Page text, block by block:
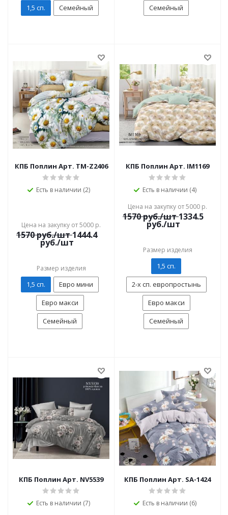
1,5 сп. Семейный
Семейный
КПБ Поплин Арт. TM-Z2406
Есть в наличии (2)
Цена на закупку от 5000 р.
1570руб./шт 1444.4
руб./шт
Размер изделия
1,5 сп.
Евро мини
Евро макси
Семейный
КПБ Поплин Арт. IM1169
Есть в наличии (4)
Цена на закупку от 5000 р.
1570руб./шт 1334.5
руб./шт
Размер изделия
1,5 сп.
2-х сп. европростынь
Евро макси
Семейный
КПБ Поплин Арт. NV5539
Есть в наличии (7)
КПБ Поплин Арт. SA-1424
Есть в наличии (6)